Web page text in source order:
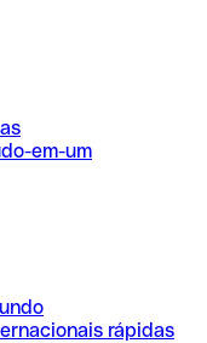
em-um
rápidas